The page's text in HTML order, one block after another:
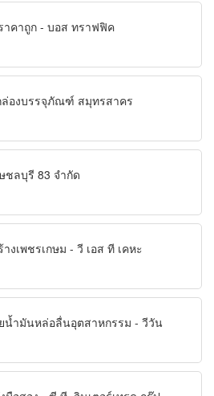
าคาถูก - บอส ทราฟฟิค
ล่องบรรจุภัณฑ์ สมุทรสาคร
ชลบุรี 83 จำกัด
งเพชรเกษม - วี เอส ที เคหะ
น้ำมันหล่อลื่นอุตสาหกรรม - วีวัน